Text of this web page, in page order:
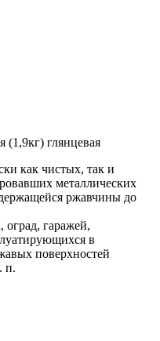
(1,9кг) глянцевая
как чистых, так и
металлических
ржавчины до
оград, гаражей,
в
поверхностей
п.